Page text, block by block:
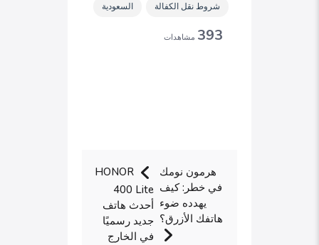
شروط نقل الكفالة
السعودية
393 مشاهدات
HONOR
400 Lite
أحدث هاتف
جديد رسميًا
في الخارج
هرمون نومك
في خطر: كيف
يهدده ضوء
هاتفك الأزرق؟